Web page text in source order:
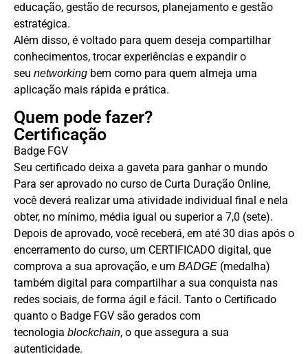
educação, gestão de recursos, planejamento e gestão
estratégica.
Além disso, é voltado para quem deseja compartilhar
conhecimentos, trocar experiências e expandir o
seu networking bem como para quem almeja uma
aplicação mais rápida e prática.
Quem pode fazer?
Certificação
Badge FGV
Seu certificado deixa a gaveta para ganhar o mundo
Para ser aprovado no curso de Curta Duração Online,
você deverá realizar uma atividade individual final e nela
obter, no mínimo, média igual ou superior a 7,0 (sete).
Depois de aprovado, você receberá, em até 30 dias após o
encerramento do curso, um CERTIFICADO digital, que
comprova a sua aprovação, e um BADGE (medalha)
também digital para compartilhar a sua conquista nas
redes sociais, de forma ágil e fácil. Tanto o Certificado
quanto o Badge FGV são gerados com
tecnologia blockchain, o que assegura a sua
autenticidade.